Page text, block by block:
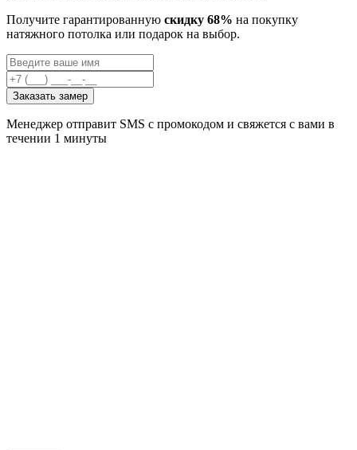
Получите гарантированную скидку 68% на покупку
натяжного потолка или подарок на выбор.
Заказать замер
Менеджер отправит SMS с промокодом и свяжется с вами в
течении 1 минуты